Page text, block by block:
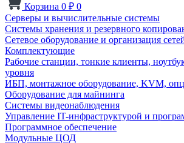
Корзина 0 ₽ 0
Серверы и вычислительные системы
Системы хранения и резервного
Сетевое оборудование и организация
Комплектующие
Рабочие станции, тонкие клиенты,
уровня
ИБП, монтажное оборудование, KVM,
Оборудование для майнинга
Системы видеонаблюдения
Управление IT-инфраструктурой и
Программное обеспечение
Модульные ЦОД